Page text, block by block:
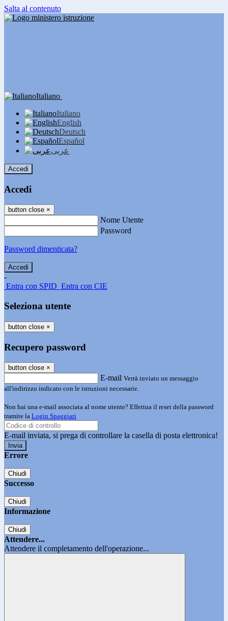
Salta al contenuto
Italiano
Italiano
English
Deutsch
Español
عربى
Accedi
Accedi
button close ×
Nome Utente
Password
Password dimenticata?
-
Entra con SPID Entra con CIE
Seleziona utente
button close ×
Recupero password
button close ×
E-mail Verrà inviato un messaggio
all'indirizzo indicato con le istruzioni necessarie.
Non hai una e-mail associata al nome utente? Effettua il reset della password
tramite la Login Spaggiari
E-mail inviata, si prega di controllare la casella di posta elettronica!
Errore
Chiudi
Successo
Chiudi
Informazione
Chiudi
Attendere...
Attendere il completamento dell'operazione...